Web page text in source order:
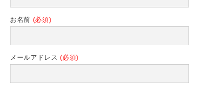
お名前 (必須)
メールアドレス (必須)